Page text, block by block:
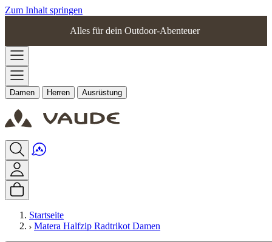
Zum Inhalt springen
Alles für dein Outdoor-Abenteuer
Damen Herren Ausrüstung
Startseite
Matera Halfzip Radtrikot Damen